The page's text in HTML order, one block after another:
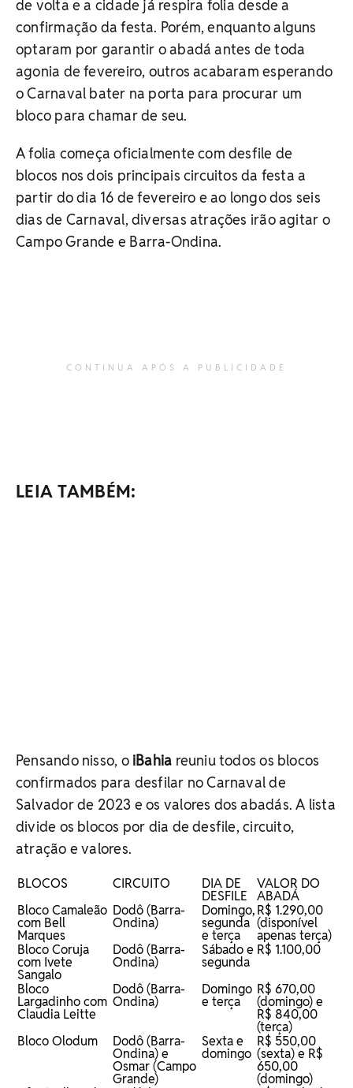
de volta e a cidade já respira folia desde a
confirmação da festa. Porém, enquanto alguns
optaram por garantir o abadá antes de toda
agonia de fevereiro, outros acabaram esperando
o Carnaval bater na porta para procurar um
bloco para chamar de seu.
A folia começa oficialmente com desfile de
blocos nos dois principais circuitos da festa a
partir do dia 16 de fevereiro e ao longo dos seis
dias de Carnaval, diversas atrações irão agitar o
Campo Grande e Barra-Ondina.
CONTINUA APÓS A PUBLICIDADE
LEIA TAMBÉM:
Pensando nisso, o iBahia reuniu todos os blocos
confirmados para desfilar no Carnaval de
Salvador de 2023 e os valores dos abadás. A lista
divide os blocos por dia de desfile, circuito,
atração e valores.
BLOCOS CIRCUITO DIA DE
DESFILE
VALOR DO
ABADÁ
Bloco Camaleão
com Bell
Marques
Dodô (Barra-
Ondina)
Domingo,
segunda
e terça
R$ 1.290,00
(disponível
apenas terça)
Bloco Coruja
com Ivete
Sangalo
Dodô (Barra-
Ondina)
Sábado e
segunda
R$ 1.100,00
Bloco
Largadinho com
Claudia Leitte
Dodô (Barra-
Ondina)
Domingo
e terça
R$ 670,00
(domingo) e
R$ 840,00
(terça)
Bloco Olodum
Dodô (Barra-
Ondina) e
Osmar (Campo
Grande)
Sexta e
domingo
R$ 550,00
(sexta) e R$
650,00
(domingo)